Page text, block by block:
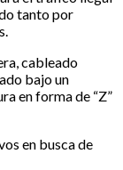
tanto por
cableado
bajo un
en forma de “Z”
en busca de